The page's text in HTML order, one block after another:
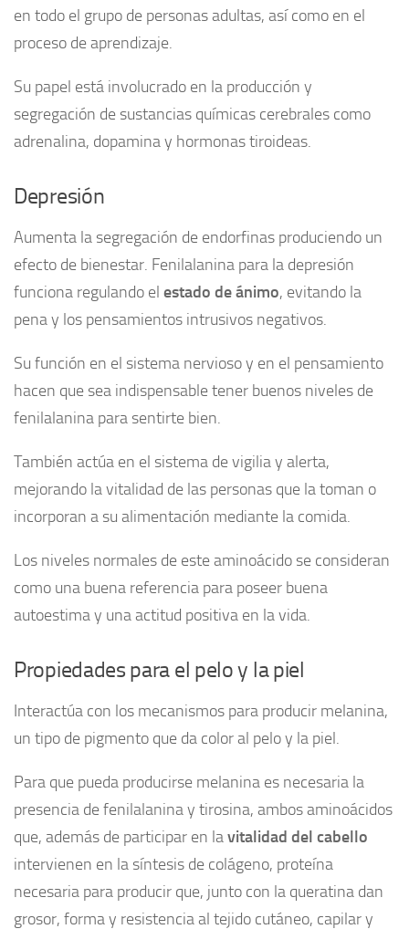
en todo el grupo de personas adultas, así como en el
proceso de aprendizaje.
Su papel está involucrado en la producción y
segregación de sustancias químicas cerebrales como
adrenalina, dopamina y hormonas tiroideas.
Depresión
Aumenta la segregación de endorfinas produciendo un
efecto de bienestar. Fenilalanina para la depresión
funciona regulando el estado de ánimo, evitando la
pena y los pensamientos intrusivos negativos.
Su función en el sistema nervioso y en el pensamiento
hacen que sea indispensable tener buenos niveles de
fenilalanina para sentirte bien.
También actúa en el sistema de vigilia y alerta,
mejorando la vitalidad de las personas que la toman o
incorporan a su alimentación mediante la comida.
Los niveles normales de este aminoácido se consideran
como una buena referencia para poseer buena
autoestima y una actitud positiva en la vida.
Propiedades para el pelo y la piel
Interactúa con los mecanismos para producir melanina,
un tipo de pigmento que da color al pelo y la piel.
Para que pueda producirse melanina es necesaria la
presencia de fenilalanina y tirosina, ambos aminoácidos
que, además de participar en lavitalidad del cabello
intervienen en la síntesis de colágeno, proteína
necesaria para producir que, junto con la queratina dan
grosor, forma y resistencia al tejido cutáneo, capilar y